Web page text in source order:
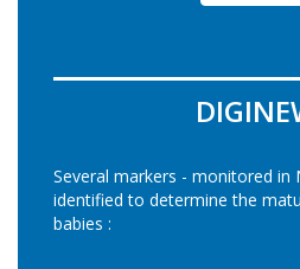
Several markers - monitored in
identified to determine the
babies :